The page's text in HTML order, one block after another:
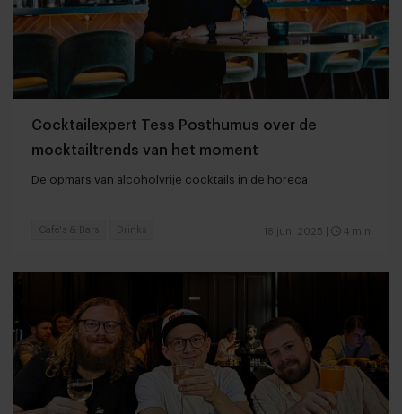
Cocktailexpert Tess Posthumus over de
mocktailtrends van het moment
De opmars van alcoholvrije cocktails in de horeca
18 juni 2025 4 min
Café's & Bars Drinks